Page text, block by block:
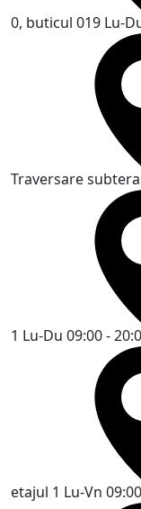
0, buticul 019 Lu-
Traversare
1 Lu-Du 09:00 -
etajul 1 Lu-Vn